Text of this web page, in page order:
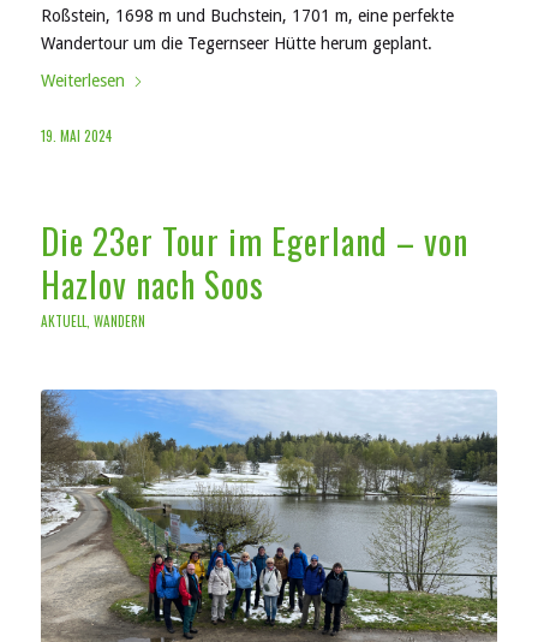
Roßstein, 1698 m und Buchstein, 1701 m, eine perfekte
Wandertour um die Tegernseer Hütte herum geplant.
Weiterlesen
19. MAI 2024
Die 23er Tour im Egerland – von
Hazlov nach Soos
AKTUELL WANDERN